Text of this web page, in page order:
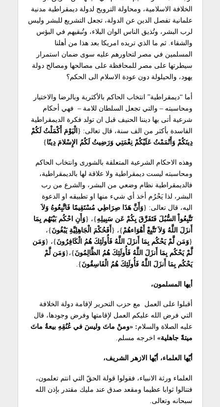
الخلافة الاسلامية، ومحاولة الترويج لدولة ديمقراطية مدنية
علمانية تفصل الدين عن الدولة، تجعل التشريع للبشر وليس
لرب البشر، وتُذيق الناس الوان البلاء، وتُبقيهم في البؤس
والشقاء. ثم ما الذي تريده امريكا بعد هذا من أهلنا
المسلمين في مصر لتحاورهم عليه سوى ضمان استمرار
سيطرتها على مصر للمحافظة على مصالحها ومصالح دولة
يهود، والحيلولة دون عودة الاسلام الى الحكم؟
أما “ديمقراطية” انتخاب الحاكم بالأكثرية وبالرضا والاختيار
ومحاسبته – والتي تجعل السلطان للامة – فهي أحكام
شرعية أتى بها ديننا الحنيف قبل ان تولد فكرة الديمقراطية
الفاسدة بأكثر من الف سنة، قال تعالى: { الْيَوْمَ أَكْمَلْتُ لَكُمْ
دِينَكُمْ وَأَتْمَمْتُ عَلَيْكُمْ نِعْمَتِي وَرَضِيتُ لَكُمُ الإِسْلامَ دِينًا}
وهذه الاحكام الشرعية المتعلقة بالشورى وانتخاب الحاكم
ومحاسبته ليست ديمقراطية ولا علاقة لها بالديمقراطية،
فالديمقراطية نظام وضعي من البشر، والشرع من رب
البشر، لذا يَحْرُم أخذ أي شيء منها او تطبيقه او الدعوة
اليه، قال تعالى: {وَأَنَّ هَذَا صِرَاطِي مُسْتَقِيمًا فَاتَّبِعُوهُ وَلاَ
تَتَّبِعُواْ السُّبُلَ فَتَفَرَّقَ بِكُمْ عَن سَبِيلِهِ}، {وَأَنِ احْكُم بَيْنَهُم بِمَا
أَنزَلَ اللَّهُ وَلاَ تَتَّبِعْ أَهْوَاءهُمْ}، { أَفَحُكْمَ الْجَاهِلِيَّةِ يَبْغُونَ}،
{وَمَن لَّمْ يَحْكُم بِمَا أَنزَلَ اللَّهُ فَأُولَئِكَ هُمُ الْكَافِرُونَ}، {وَمَن
لَّمْ يَحْكُم بِمَا أَنزَلَ اللَّهُ فَأُولَئِكَ هُمُ الظَّالِمُونَ}،{وَمَن لَّمْ
يَحْكُم بِمَا أَنزَلَ اللَّهُ فَأُولَئِكَ هُمُ الْفَاسِقُونَ}.
أيها المسلمون،
أقبلوا على العمل مع حزب التحرير لإقامة دولة الخلافة
التي فرض الله عليكم العمل لإقامتها وفرض وجودها، قال
عليه الصلاة والسلام: «ومنْ ماتَ وليسَ في عُنُقِهِ بيعةُ ماتَ
ميتةً جاهلية» اخرجه مسلم.
أيّها العلماء، أيّها الازهر الشريف،
العلماء ورثة الانبياء، فقولوا قولة الحقّ التي انتم تعلمون،
فتنالوا ثوابا عظيما ومقعد صدق عند مليك مقتدر بإذن الله
سبحانه وتعالى.